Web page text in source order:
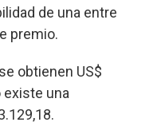
de una entre
premio.
obtienen US$
existe una